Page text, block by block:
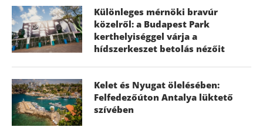
Különleges mérnöki bravúr
közelről: a Budapest Park
kerthelyiséggel várja a
hídszerkeszet betolás nézőit
Kelet és Nyugat ölelésében:
Felfedezőúton Antalya lüktető
szívében